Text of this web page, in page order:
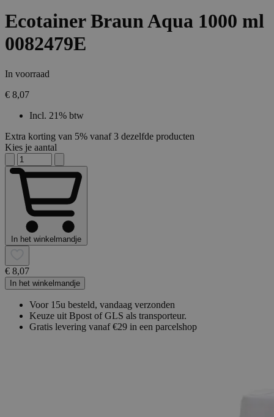
Ecotainer Braun Aqua 1000 ml
0082479E
In voorraad
€ 8,07
Incl. 21% btw
Extra korting van 5% vanaf 3 dezelfde producten
Kies je aantal
In het winkelmandje
€ 8,07
In het winkelmandje
Voor 15u besteld, vandaag verzonden
Keuze uit Bpost of GLS als transporteur.
Gratis levering vanaf €29 in een parcelshop